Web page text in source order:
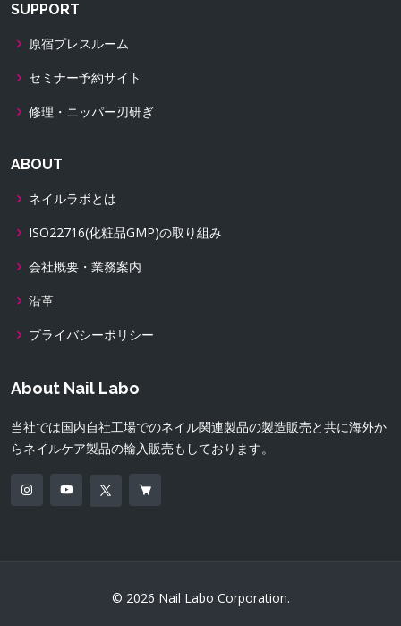
SUPPORT
原宿プレスルーム
セミナー予約サイト
修理・ニッパー刃研ぎ
ABOUT
ネイルラボとは
ISO22716(化粧品GMP)の取り組み
会社概要・業務案内
沿革
プライバシーポリシー
About Nail Labo
当社では国内自社工場でのネイル関連製品の製造販売と共に海外か
らネイルケア製品の輸入販売もしております。
© 2026 Nail Labo Corporation.